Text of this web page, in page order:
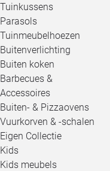
Tuinkussens
Parasols
Tuinmeubelhoezen
Buitenverlichting
Buiten koken
Barbecues &
Accessoires
Buiten- & Pizzaovens
Vuurkorven & -schalen
Eigen Collectie
Kids
Kids meubels